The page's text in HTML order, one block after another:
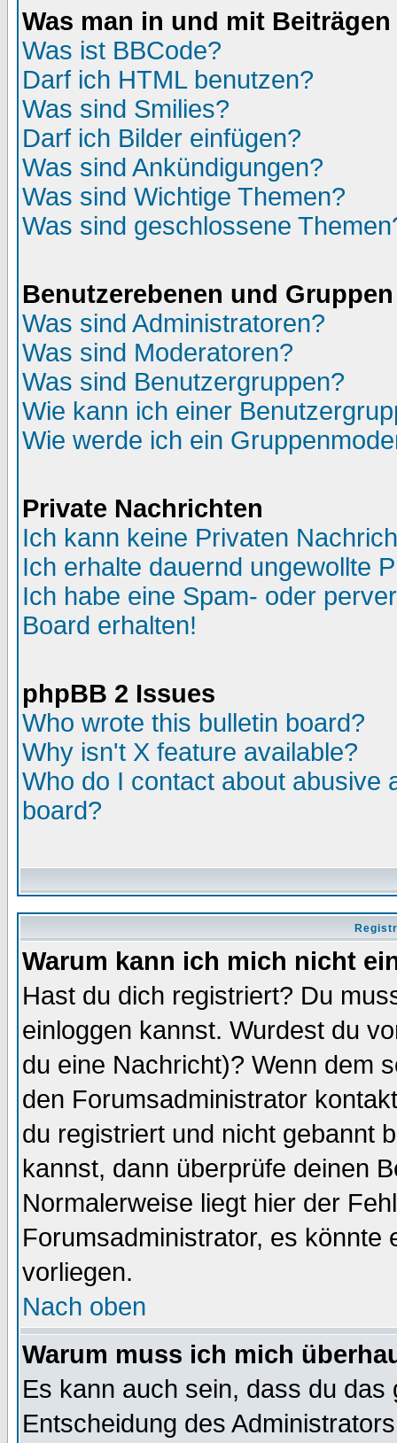
Was man in und mit
Was ist BBCode?
Darf ich HTML benutzen?
Was sind Smilies?
Darf ich Bilder einfügen?
Was sind Ankündigungen?
Was sind Wichtige Themen?
Was sind geschlossene
Benutzerebenen und Gruppen
Was sind Administratoren?
Was sind Moderatoren?
Was sind Benutzergruppen?
Wie kann ich einer
Wie werde ich ein
Private Nachrichten
Ich kann keine Privaten
Ich erhalte dauernd ungewollte
Ich habe eine Spam- oder
Board erhalten!
phpBB 2 Issues
Who wrote this bulletin board?
Why isn't X feature available?
Who do I contact about abusive
board?
Warum kann ich mich nicht
Hast du dich registriert? Du
einloggen kannst. Wurdest du
du eine Nachricht)? Wenn dem
den Forumsadministrator
du registriert und nicht gebannt
kannst, dann überprüfe deinen
Normalerweise liegt hier der
Forumsadministrator, es könnte
vorliegen.
Nach oben
Warum muss ich mich
Es kann auch sein, dass du
Entscheidung des